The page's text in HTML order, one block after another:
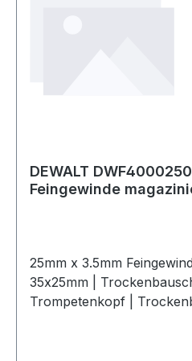
DEWALT
Feingewinde magaziniert 25mm x
25mm x 3.5mm
35x25mm |
Trompetenkopf |